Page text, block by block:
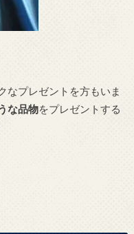
なプレゼントを方もいま
な品物をプレゼントする